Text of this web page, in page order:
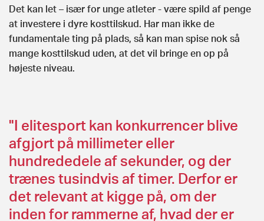
Det kan let – især for unge atleter - være spild af penge
at investere i dyre kosttilskud. Har man ikke de
fundamentale ting på plads, så kan man spise nok så
mange kosttilskud uden, at det vil bringe en op på
højeste niveau.
"I elitesport kan konkurrencer blive
afgjort på millimeter eller
hundrededele af sekunder, og der
trænes tusindvis af timer. Derfor er
det relevant at kigge på, om der
inden for rammerne af, hvad der er